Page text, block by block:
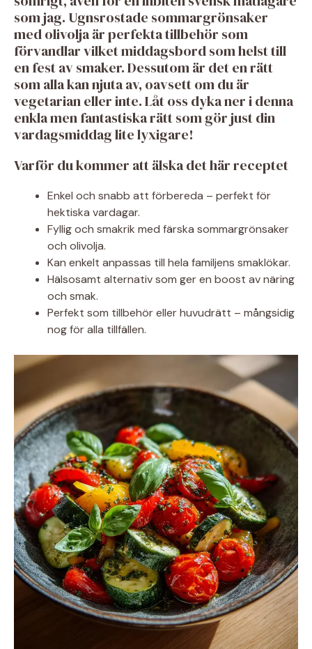
som jag. Ugnsrostade sommargrönsaker
med olivolja är perfekta tillbehör som
förvandlar vilket middagsbord som helst till
en fest av smaker. Dessutom är det en rätt
som alla kan njuta av, oavsett om du är
vegetarian eller inte. Låt oss dyka ner i denna
enkla men fantastiska rätt som gör just din
vardagsmiddag lite lyxigare!
Varför du kommer att älska det här receptet
Enkel och snabb att förbereda – perfekt för
hektiska vardagar.
Fyllig och smakrik med färska sommargrönsaker
och olivolja.
Kan enkelt anpassas till hela familjens smaklökar.
Hälsosamt alternativ som ger en boost av näring
och smak.
Perfekt som tillbehör eller huvudrätt – mångsidig
nog för alla tillfällen.